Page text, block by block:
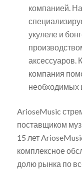
компанией.
укулеле и
аксессуаров.
компания
необходимых
ArioseMusic
поставщиком
15 лет
комплексное
долю рынка по